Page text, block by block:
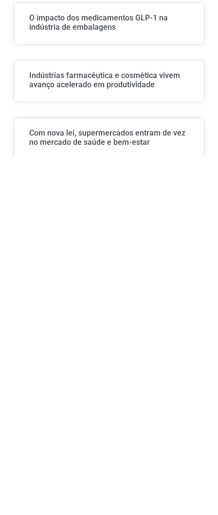
O impacto dos medicamentos GLP-1 na
indústria de embalagens
Indústrias farmacêutica e cosmética vivem
avanço acelerado em produtividade
Com nova lei, supermercados entram de vez
no mercado de saúde e bem-estar